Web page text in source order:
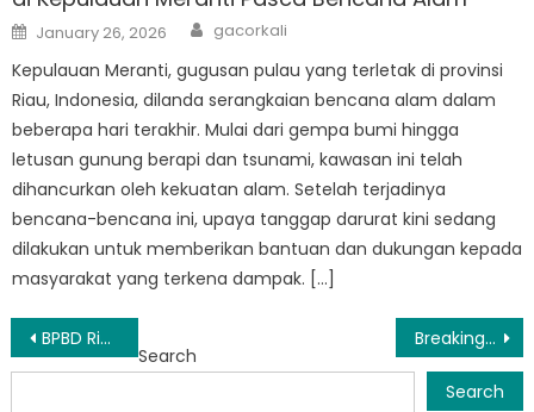
Posted
on
January 26, 2026 Author
gacorkali
Kepulauan Meranti, gugusan pulau yang terletak di provinsi
Riau, Indonesia, dilanda serangkaian bencana alam dalam
beberapa hari terakhir. Mulai dari gempa bumi hingga
letusan gunung berapi dan tsunami, kawasan ini telah
dihancurkan oleh kekuatan alam. Setelah terjadinya
bencana-bencana ini, upaya tanggap darurat kini sedang
dilakukan untuk memberikan bantuan dan dukungan kepada
masyarakat yang terkena dampak. […]
Post
navigation
BPBD Riau Meranti Ambil Tindakan Proaktif Demi Keamanan Masyarakat Breaking News: Informasi Bencana Meranti Dirilis
Search
Search